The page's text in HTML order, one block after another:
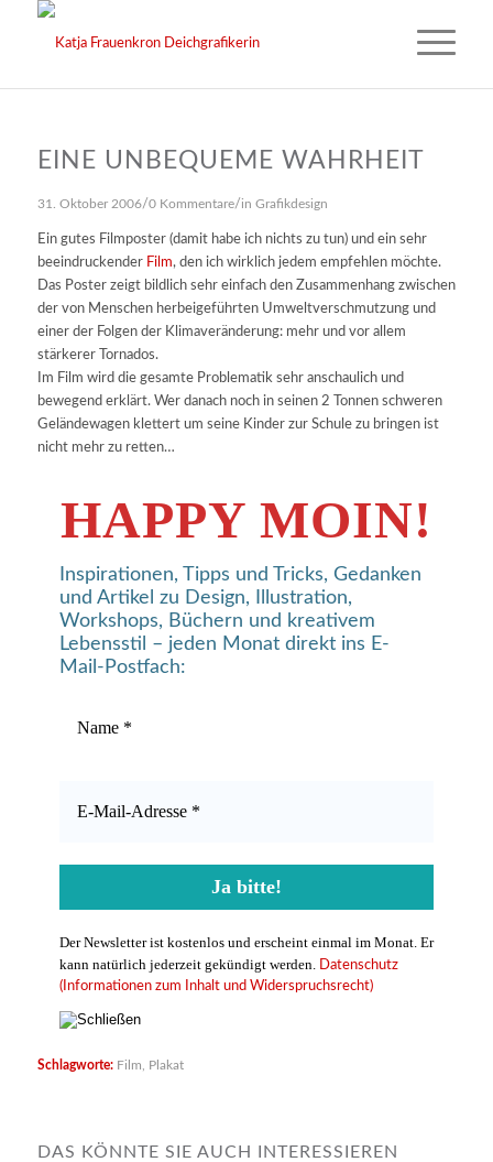
EINE UNBEQUEME WAHRHEIT
31. Oktober 2006/0 Kommentare/in Grafikdesign
Ein gutes Filmposter (damit habe ich nichts zu tun) und ein sehr
beeindruckender Film, den ich wirklich jedem empfehlen möchte.
Das Poster zeigt bildlich sehr einfach den Zusammenhang zwischen
der von Menschen herbeigeführten Umweltverschmutzung und
einer der Folgen der Klimaveränderung: mehr und vor allem
stärkerer Tornados.
Im Film wird die gesamte Problematik sehr anschaulich und
bewegend erklärt. Wer danach noch in seinen 2 Tonnen schweren
Geländewagen klettert um seine Kinder zur Schule zu bringen ist
nicht mehr zu retten…
HAPPY MOIN!
Inspirationen, Tipps und Tricks, Gedanken
und Artikel zu Design, Illustration,
Workshops, Büchern und kreativem
Lebensstil – jeden Monat direkt ins E-
Mail-Postfach:
Der Newsletter ist kostenlos und erscheint einmal im Monat. Er
kann natürlich jederzeit gekündigt werden.
Datenschutz
(Informationen zum Inhalt und Widerspruchsrecht)
Schlagworte: Film Plakat
DAS KÖNNTE SIE AUCH INTERESSIEREN